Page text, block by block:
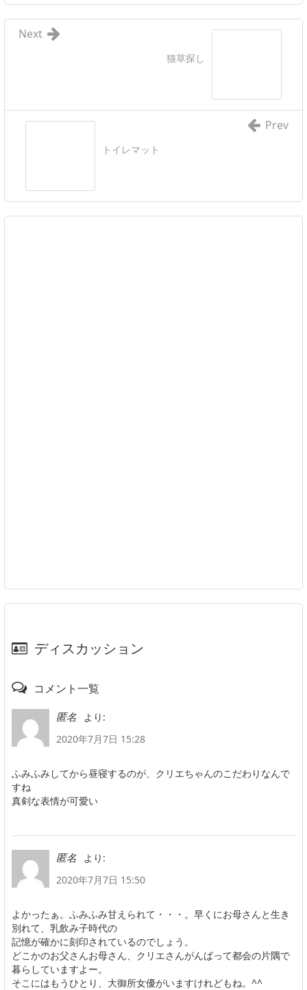
猫草探し
Next
トイレマット
Prev
ディスカッション
コメント一覧
匿名
より:
2020年7月7日 15:28
ふみふみしてから昼寝するのが、クリエちゃんのこだわりなんで
すね
真剣な表情が可愛い
匿名
より:
2020年7月7日 15:50
よかったぁ。ふみふみ甘えられて・・・。早くにお母さんと生き
別れて、乳飲み子時代の
記憶が確かに刻印されているのでしょう。
どこかのお父さんお母さん、クリエさんがんばって都会の片隅で
暮らしていますよー。
そこにはもうひとり、大御所女優がいますけれどもね。^^